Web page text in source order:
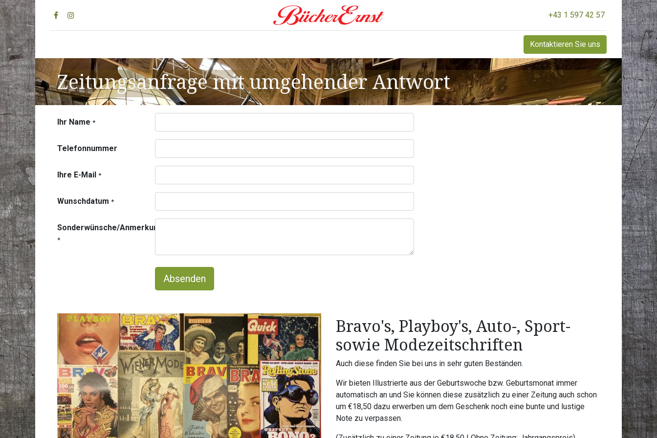
+43 1 597 42 57
Kontaktieren Sie uns
Zeitungsanfrage mit umgehender Antwort
Ihr Name *
Telefonnummer
Ihre E-Mail *
Wunschdatum *
Sonderwünsche/Anmerkungen/Bundesland
*
Absenden
Bravo's, Playboy's, Auto-, Sport-
sowie Modezeitschriften
Auch diese finden Sie bei uns in sehr guten Beständen.
Wir bieten Illustrierte aus der Geburtswoche bzw. Geburtsmonat immer
automatisch an und Sie können diese zusätzlich zu einer Zeitung auch schon
um €18,50 dazu erwerben um dem Geschenk noch eine bunte und lustige
Note zu verpassen.